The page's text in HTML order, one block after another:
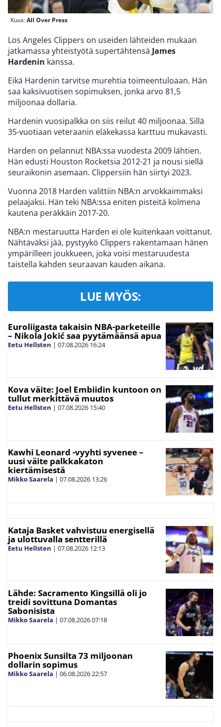
Kuva:All Over Press
Los Angeles Clippers on useiden lähteiden mukaan
jatkamassa yhteistyötä supertähtensä James
Hardenin kanssa.
Eikä Hardenin tarvitse murehtia toimeentuloaan. Hän
saa kaksivuotisen sopimuksen, jonka arvo 81,5
miljoonaa dollaria.
Hardenin vuosipalkka on siis reilut 40 miljoonaa. Sillä
35-vuotiaan veteraanin eläkekassa karttuu mukavasti.
Harden on pelannut NBA:ssa vuodesta 2009 lähtien.
Hän edusti Houston Rocketsia 2012-21 ja nousi siellä
seuraikonin asemaan. Clippersiin hän siirtyi 2023.
Vuonna 2018 Harden valittiin NBA:n arvokkaimmaksi
pelaajaksi. Hän teki NBA:ssa eniten pisteitä kolmena
kautena peräkkäin 2017-20.
NBA:n mestaruutta Harden ei ole kuitenkaan voittanut.
Nähtäväksi jää, pystyykö Clippers rakentamaan hänen
ympärilleen joukkueen, joka voisi mestaruudesta
taistella kahden seuraavan kauden aikana.
LUE MYÖS:
Euroliigasta takaisin NBA-parketeille
– Nikola Jokić saa pyytämäänsä apua
Eetu Hellsten | 07.08.2026 16:24
Kova väite: Joel Embiidin kuntoon on
tullut merkittävä muutos
Eetu Hellsten | 07.08.2026 15:40
Kawhi Leonard -vyyhti syvenee –
uusi väite palkkakaton
kiertämisestä
Mikko Saarela | 07.08.2026 13:26
Kataja Basket vahvistuu energisellä
ja ulottuvalla sentterillä
Eetu Hellsten | 07.08.2026 12:13
Lähde: Sacramento Kingsillä oli jo
treidi sovittuna Domantas
Sabonisista
Mikko Saarela | 07.08.202607:18
Phoenix Sunsilta 73 miljoonan
dollarin sopimus
Mikko Saarela | 06.08.202622:57